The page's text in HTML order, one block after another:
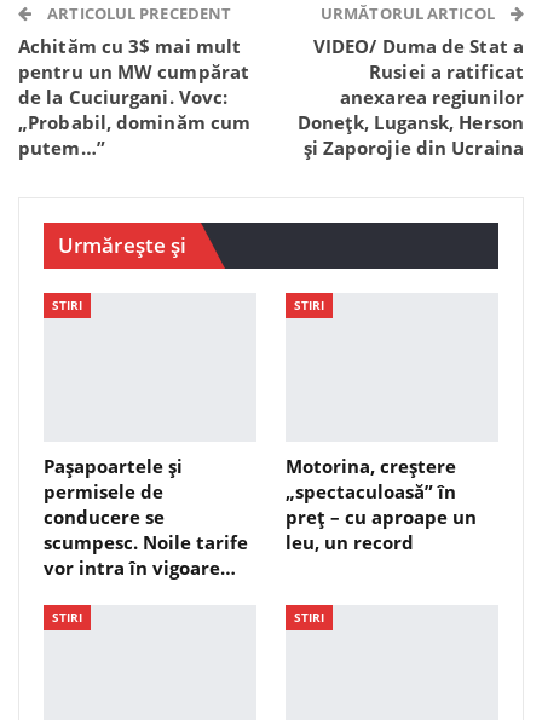
Telegram WhatsApp Viber
ARTICOLUL PRECEDENT
Achităm cu 3$ mai mult
pentru un MW cumpărat
de la Cuciurgani. Vovc:
„Probabil, dominăm cum
putem…”
URMĂTORUL ARTICOL
VIDEO/ Duma de Stat a
Rusiei a ratificat
anexarea regiunilor
Donețk, Lugansk, Herson
și Zaporojie din Ucraina
Urmărește și
STIRI
Pașapoartele și
permisele de
conducere se
scumpesc. Noile tarife
vor intra în vigoare…
STIRI
Motorina, creștere
„spectaculoasă” în
preț – cu aproape un
leu, un record
STIRI STIRI